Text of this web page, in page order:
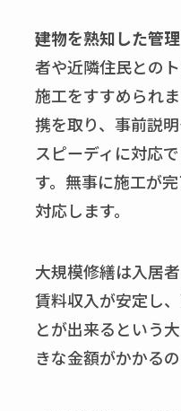
建物を熟知した管
者や近隣住民との
施工をすすめられ
携を取り、事前説
スピーディに対応
す。無事に施工が
対応します。
大規模修繕は入居
賃料収入が安定し
とが出来るという
きな金額がかかる